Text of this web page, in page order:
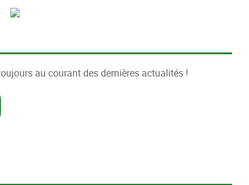
au courant des dernières actualités !